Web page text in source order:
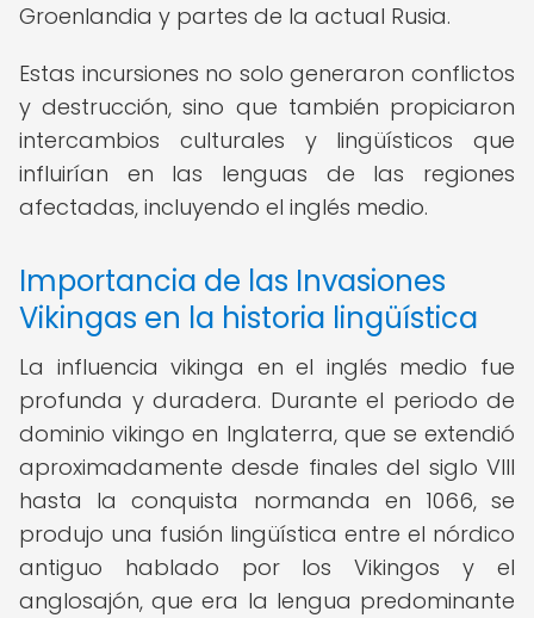
Groenlandia y partes de la actual Rusia.
Estas incursiones no solo generaron conflictos
y destrucción, sino que también propiciaron
intercambios culturales y lingüísticos que
influirían en las lenguas de las regiones
afectadas, incluyendo el inglés medio.
Importancia de las Invasiones
Vikingas en la historia lingüística
La influencia vikinga en el inglés medio fue
profunda y duradera. Durante el periodo de
dominio vikingo en Inglaterra, que se extendió
aproximadamente desde finales del siglo VIII
hasta la conquista normanda en 1066, se
produjo una fusión lingüística entre el nórdico
antiguo hablado por los Vikingos y el
anglosajón, que era la lengua predominante